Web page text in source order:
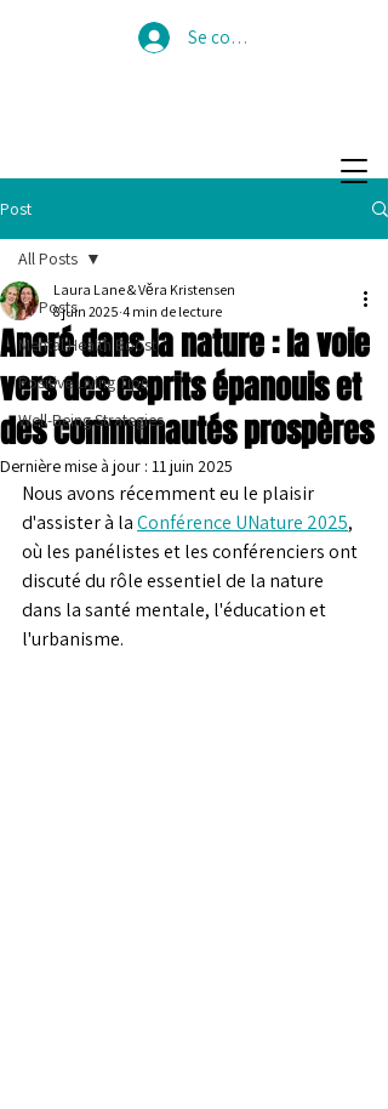
Se connecter
Post
All Posts
Mental Health Boost
Positive Living Tips
Well-Being Strategies
All Posts
Ancré dans la nature : la voie
vers des esprits épanouis et
des communautés prospères
Laura Lane & Věra Kristensen
8 juin 2025 4 min de lecture
Dernière mise à jour : 11 juin 2025
Nous avons récemment eu le plaisir
d'assister à la Conférence UNature 2025,
où les panélistes et les conférenciers ont
discuté du rôle essentiel de la nature
dans la santé mentale, l'éducation et
l'urbanisme.